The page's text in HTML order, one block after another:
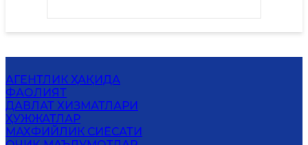
АГЕНТЛИК ҲАҚИДА
ФАОЛИЯТ
ДАВЛАТ ХИЗМАТЛАРИ
ҲУЖЖАТЛАР
MАХФИЙЛИК СИЁСАТИ